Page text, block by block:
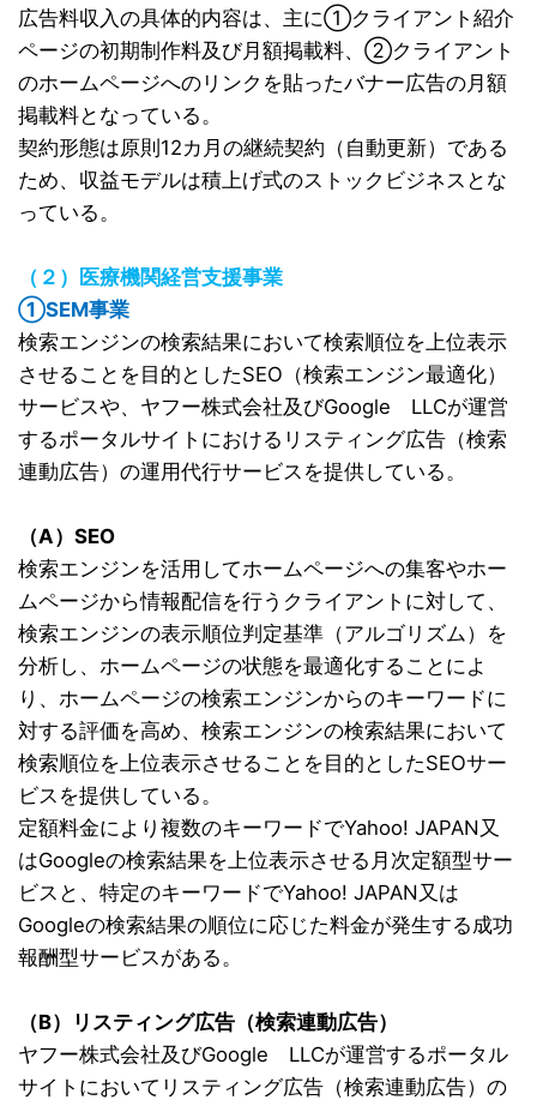
広告料収入の具体的内容は、主に①クライアント紹介
ページの初期制作料及び月額掲載料、②クライアント
のホームページへのリンクを貼ったバナー広告の月額
掲載料となっている。
契約形態は原則12カ月の継続契約（自動更新）である
ため、収益モデルは積上げ式のストックビジネスとな
っている。
（２）医療機関経営支援事業
①SEM事業
検索エンジンの検索結果において検索順位を上位表示
させることを目的としたSEO（検索エンジン最適化）
サービスや、ヤフー株式会社及びGoogle LLCが運営
するポータルサイトにおけるリスティング広告（検索
連動広告）の運用代行サービスを提供している。
（A）SEO
検索エンジンを活用してホームページへの集客やホー
ムページから情報配信を行うクライアントに対して、
検索エンジンの表示順位判定基準（アルゴリズム）を
分析し、ホームページの状態を最適化することによ
り、ホームページの検索エンジンからのキーワードに
対する評価を高め、検索エンジンの検索結果において
検索順位を上位表示させることを目的としたSEOサー
ビスを提供している。
定額料金により複数のキーワードでYahoo! JAPAN又
はGoogleの検索結果を上位表示させる月次定額型サー
ビスと、特定のキーワードでYahoo! JAPAN又は
Googleの検索結果の順位に応じた料金が発生する成功
報酬型サービスがある。
（B）リスティング広告（検索連動広告）
ヤフー株式会社及びGoogle LLCが運営するポータル
サイトにおいてリスティング広告（検索連動広告）の